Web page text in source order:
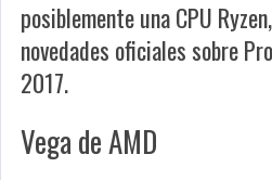
posiblemente una CPU
novedades oficiales sobre
2017.
Vega de AMD